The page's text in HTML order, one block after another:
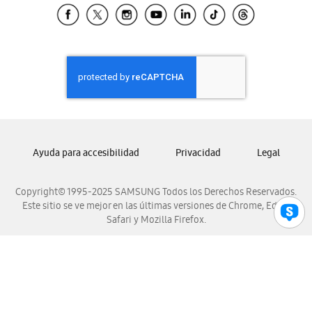
Samsung El Salvador
Samsung Honduras
Samsung Nicaragua
Samsung Panamá
Samsung Venezuela
Copyright© 1995-2025 SAMSUNG Todos los Derechos Reservados.
Este sitio se ve mejor en las últimas versiones de Chrome, Edge,
Safari y Mozilla Firefox.
Ayuda para accesibilidad Privacidad Legal